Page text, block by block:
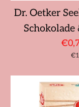
Dr. Oetker